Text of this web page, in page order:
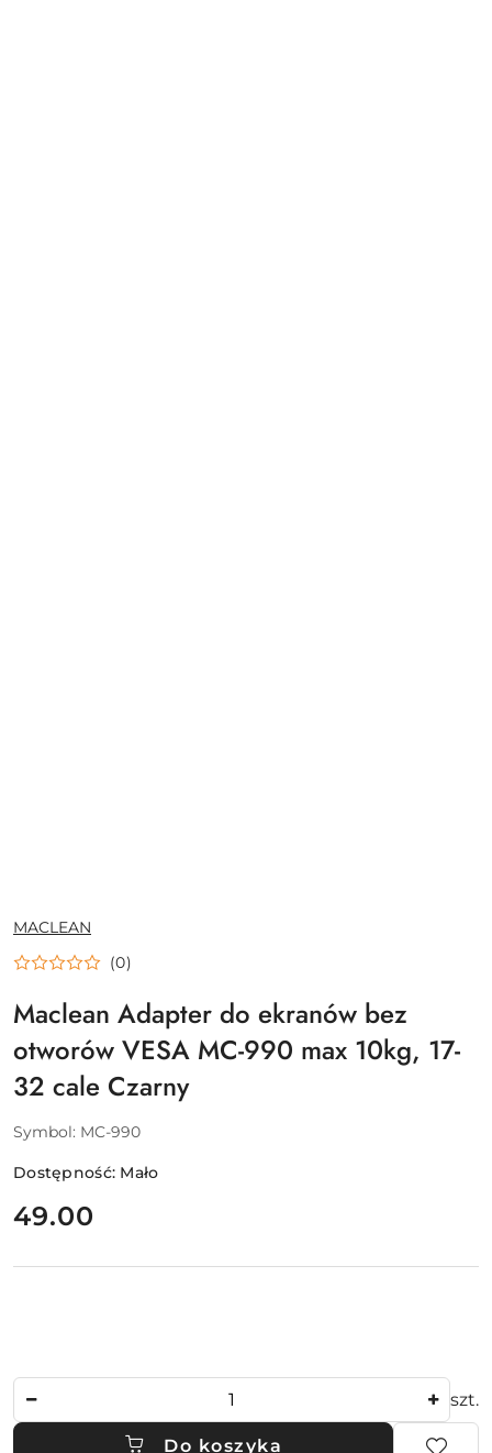
NAZWA
PRODUCENTA:
MACLEAN
(0)
Maclean Adapter do ekranów bez
otworów VESA MC-990 max 10kg, 17-
32 cale Czarny
Symbol: MC-990
Dostępność: Mało
cena:
49.00
szt.
Do koszyka